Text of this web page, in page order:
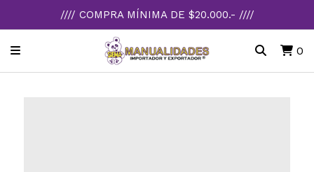
//// COMPRA MÍNIMA DE $20.000.- ////
0